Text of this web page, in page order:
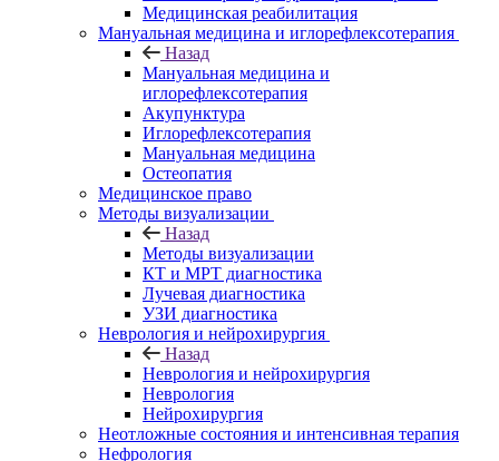
Медицинская реабилитация
Мануальная медицина и иглорефлексотерапия
Назад
Мануальная медицина и
иглорефлексотерапия
Акупунктура
Иглорефлексотерапия
Мануальная медицина
Остеопатия
Медицинское право
Методы визуализации
Назад
Методы визуализации
КТ и МРТ диагностика
Лучевая диагностика
УЗИ диагностика
Неврология и нейрохирургия
Назад
Неврология и нейрохирургия
Неврология
Нейрохирургия
Неотложные состояния и интенсивная терапия
Нефрология